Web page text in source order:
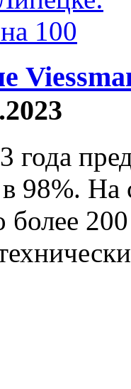
года
98%.
более